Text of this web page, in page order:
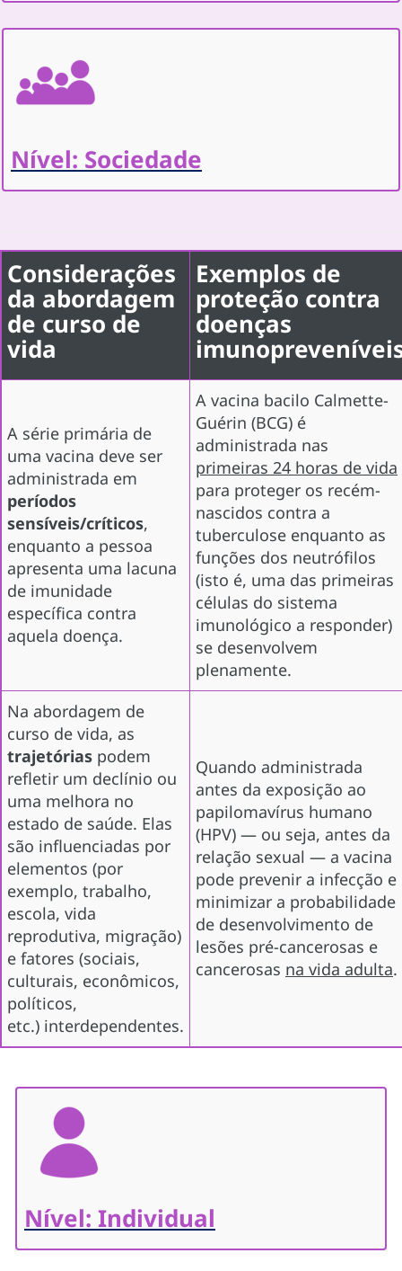
Nível: Sociedade
Considerações
da abordagem
de curso de
vida
Exemplos de
proteção contra
doenças
A série primária de
uma vacina deve ser
administrada em
períodos
sensíveis/críticos,
enquanto a pessoa
apresenta uma lacuna
de imunidade
específica contra
aquela doença.
A vacina bacilo Calmette-
Guérin (BCG) é
administrada nas
primeiras 24 horas de vida
para proteger os recém-
nascidos contra a
tuberculose enquanto as
funções dos neutrófilos
(isto é, uma das primeiras
células do sistema
imunológico a responder)
se desenvolvem
plenamente.
Na abordagem de
curso de vida, as
trajetórias podem
refletir um declínio ou
uma melhora no
estado de saúde. Elas
são influenciadas por
elementos (por
exemplo, trabalho,
escola, vida
reprodutiva, migração)
e fatores (sociais,
culturais, econômicos,
políticos,
etc.) interdependentes.
Quando administrada
antes da exposição ao
papilomavírus humano
(HPV) — ou seja, antes da
relação sexual — a vacina
pode prevenir a infecção e
minimizar a probabilidade
de desenvolvimento de
lesões pré-cancerosas e
cancerosas na vida adulta.
Nível: Individual